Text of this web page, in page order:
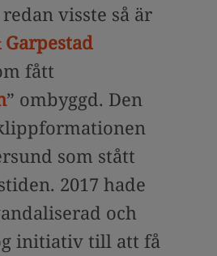
visste så är
fått
” ombyggd. Den
som stått
2017 hade
och
initiativ till att få